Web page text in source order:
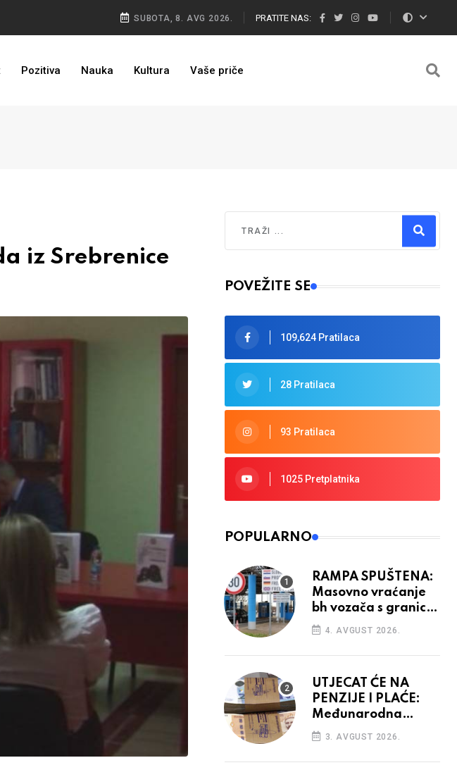
SUBOTA, 8. AVG 2026. PRATITE NAS:
Pozitiva Nauka Kultura Vaše priče
iz Srebrenice Type 2 or more characters for results.
POVEŽITE SE
109,624 Pratilaca
28 Pratilaca
93 Pratilaca
1025 Pretplatnika
POPULARNO
RAMPA SPUŠTENA:
Masovno vraćanje
bh vozača s granica
EU, protesti na
vidiku
4. AVGUST 2026.
UTJECAT ĆE NA
PENZIJE I PLAĆE:
Međunarodna
agencija potvrdila
kreditni rejting BiH
3. AVGUST 2026.